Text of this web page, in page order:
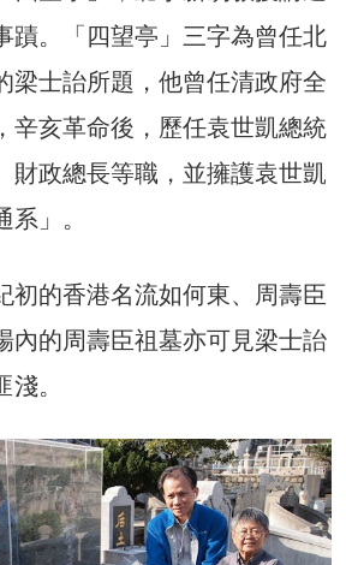
蹟。「四望亭」三字為曾任北
梁士詒所題，他曾任清政府全
辛亥革命後，歷任袁世凱總統
財政總長等職，並擁護袁世凱
」。
初的香港名流如何東、周壽臣
內的周壽臣祖墓亦可見梁士詒
。